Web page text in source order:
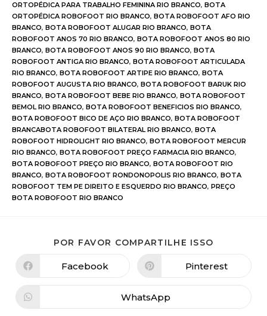
ORTOPÉDICA PARA TRABALHO FEMININA RIO BRANCO, BOTA
ORTOPÉDICA ROBOFOOT RIO BRANCO, BOTA ROBOFOOT AFO RIO
BRANCO, BOTA ROBOFOOT ALUGAR RIO BRANCO, BOTA
ROBOFOOT ANOS 70 RIO BRANCO, BOTA ROBOFOOT ANOS 80 RIO
BRANCO, BOTA ROBOFOOT ANOS 90 RIO BRANCO, BOTA
ROBOFOOT ANTIGA RIO BRANCO, BOTA ROBOFOOT ARTICULADA
RIO BRANCO, BOTA ROBOFOOT ARTIPE RIO BRANCO, BOTA
ROBOFOOT AUGUSTA RIO BRANCO, BOTA ROBOFOOT BARUK RIO
BRANCO, BOTA ROBOFOOT BEBE RIO BRANCO, BOTA ROBOFOOT
BEMOL RIO BRANCO, BOTA ROBOFOOT BENEFICIOS RIO BRANCO,
BOTA ROBOFOOT BICO DE AÇO RIO BRANCO, BOTA ROBOFOOT
BRANCABOTA ROBOFOOT BILATERAL RIO BRANCO, BOTA
ROBOFOOT HIDROLIGHT RIO BRANCO, BOTA ROBOFOOT MERCUR
RIO BRANCO, BOTA ROBOFOOT PREÇO FARMACIA RIO BRANCO,
BOTA ROBOFOOT PREÇO RIO BRANCO, BOTA ROBOFOOT RIO
BRANCO, BOTA ROBOFOOT RONDONOPOLIS RIO BRANCO, BOTA
ROBOFOOT TEM PE DIREITO E ESQUERDO RIO BRANCO, PREÇO
BOTA ROBOFOOT RIO BRANCO
POR FAVOR COMPARTILHE ISSO
Facebook Pinterest
WhatsApp